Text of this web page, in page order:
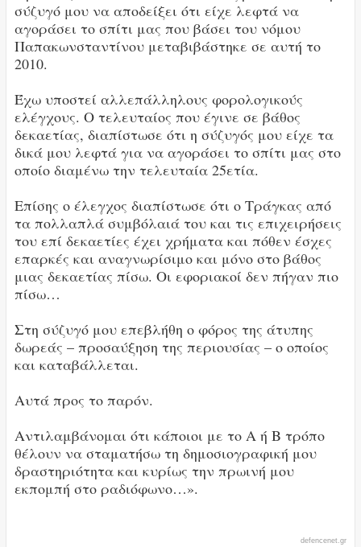
σύζυγό μου να αποδείξει ότι είχε λεφτά να
αγοράσει το σπίτι μας που βάσει του νόμου
Παπακωνσταντίνου μεταβιβάστηκε σε αυτή το
2010.
Έχω υποστεί αλλεπάλληλους φορολογικούς
ελέγχους. Ο τελευταίος που έγινε σε βάθος
δεκαετίας, διαπίστωσε ότι η σύζυγός μου είχε τα
δικά μου λεφτά για να αγοράσει το σπίτι μας στο
οποίο διαμένω την τελευταία 25ετία.
Επίσης ο έλεγχος διαπίστωσε ότι ο Τράγκας από
τα πολλαπλά συμβόλαιά του και τις επιχειρήσεις
του επί δεκαετίες έχει χρήματα και πόθεν έσχες
επαρκές και αναγνωρίσιμο και μόνο στο βάθος
μιας δεκαετίας πίσω. Οι εφοριακοί δεν πήγαν πιο
πίσω…
Στη σύζυγό μου επεβλήθη ο φόρος της άτυπης
δωρεάς – προσαύξηση της περιουσίας – ο οποίος
και καταβάλλεται.
Αυτά προς το παρόν.
Αντιλαμβάνομαι ότι κάποιοι με το Α ή Β τρόπο
θέλουν να σταματήσω τη δημοσιογραφική μου
δραστηριότητα και κυρίως την πρωινή μου
εκπομπή στο ραδιόφωνο…».
defencenet.gr